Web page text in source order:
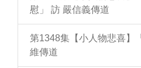
慰」 訪 嚴信義傳道
第1348集【小人物悲喜】
維傳道